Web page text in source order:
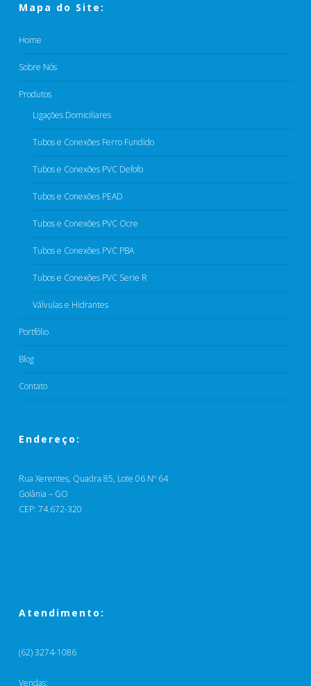
Mapa do Site:
Home
Sobre Nós
Produtos
Ligações Domiciliares
Tubos e Conexões Ferro Fundido
Tubos e Conexões PVC Defofo​
Tubos e Conexões PEAD​
Tubos e Conexões PVC Ocre​
Tubos e Conexões PVC PBA
Tubos e Conexões PVC Serie R​
Válvulas e Hidrantes​
Portfólio
Blog
Contato
Endereço:
Rua Xerentes, Quadra 85, Lote 06 Nº 64
Goiânia – GO
CEP: 74.672-320
Atendimento:
(62) 3274-1086
Vendas: